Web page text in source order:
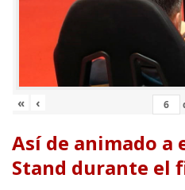
« ‹
Así de animado a
Stand durante el